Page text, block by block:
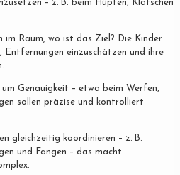
– z. B. beim Hüpfen, Klatschen
im Raum, wo ist das Ziel? Die Kinder
Entfernungen einzuschätzen und ihre
Genauigkeit – etwa beim Werfen,
sollen präzise und kontrolliert
gleichzeitig koordinieren – z. B.
und Fangen – das macht